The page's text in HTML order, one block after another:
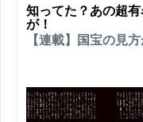
知ってた？あの超
が！
【連載】国宝の見